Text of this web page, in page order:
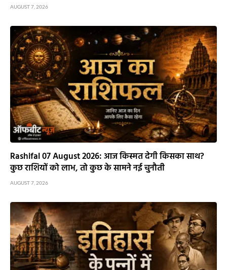
AUGUST 7, 2026
Rashifal 07 August 2026: आज किस्मत देगी किसका साथ?
कुछ राशियों को लाभ, तो कुछ के सामने नई चुनौती
AUGUST 7, 2026